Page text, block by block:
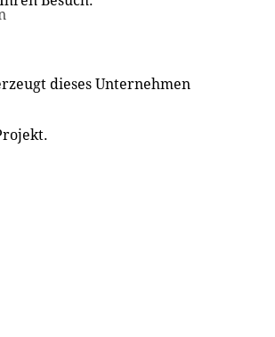
dieses Unternehmen